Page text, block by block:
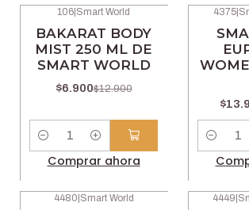
106 Smart World
BAKARAT BODY
MIST 250 ML DE
SMART WORLD
$6.900$12.900
Cantidad
Comprar ahora
4375|
Cantidad
4480|Smart World 4449|